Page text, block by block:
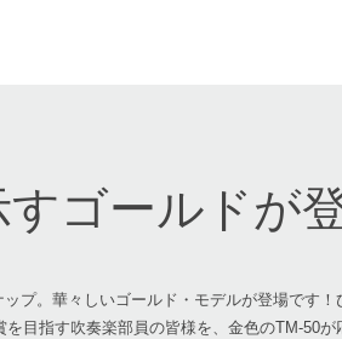
ゴールドが登
プ。華々しいゴールド・モデルが登場です
目指す吹奏楽部員の皆様を、金色のTM-50が